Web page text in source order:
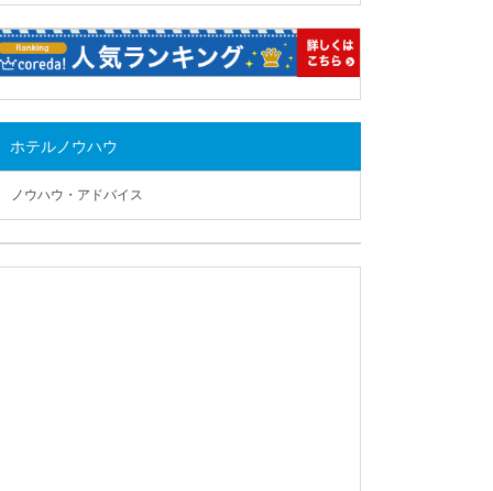
ホテルノウハウ
ノウハウ・アドバイス